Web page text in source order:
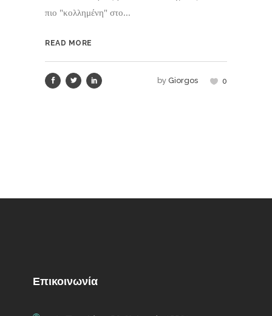
πιο "κολλημένη" στο...
READ MORE
by Giorgos 0
Επικοινωνία